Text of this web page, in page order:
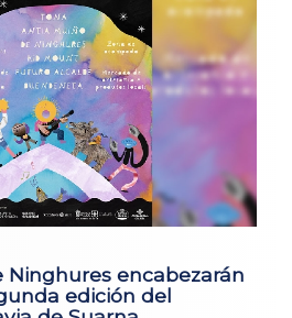
Ninghures encabezarán
edición del